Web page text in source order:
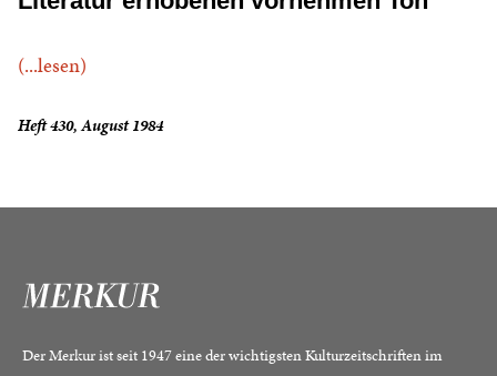
(...lesen)
Heft 430, August 1984
Der Merkur ist seit 1947 eine der wichtigsten Kulturzeitschriften im